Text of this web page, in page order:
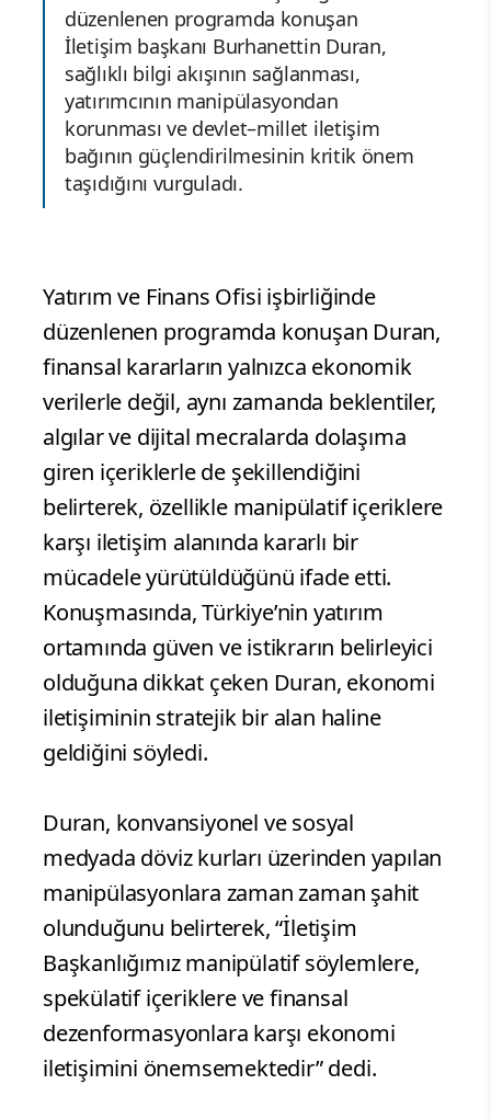
düzenlenen programda konuşan
İletişim başkanı Burhanettin Duran,
sağlıklı bilgi akışının sağlanması,
yatırımcının manipülasyondan
korunması ve devlet–millet iletişim
bağının güçlendirilmesinin kritik önem
taşıdığını vurguladı.
Yatırım ve Finans Ofisi işbirliğinde
düzenlenen programda konuşan Duran,
finansal kararların yalnızca ekonomik
verilerle değil, aynı zamanda beklentiler,
algılar ve dijital mecralarda dolaşıma
giren içeriklerle de şekillendiğini
belirterek, özellikle manipülatif içeriklere
mücadele yürütüldüğünü ifade etti.
Konuşmasında, Türkiye’nin yatırım
ortamında güven ve istikrarın belirleyici
olduğuna dikkat çeken Duran, ekonomi
iletişiminin stratejik bir alan haline
geldiğini söyledi.
Duran, konvansiyonel ve sosyal